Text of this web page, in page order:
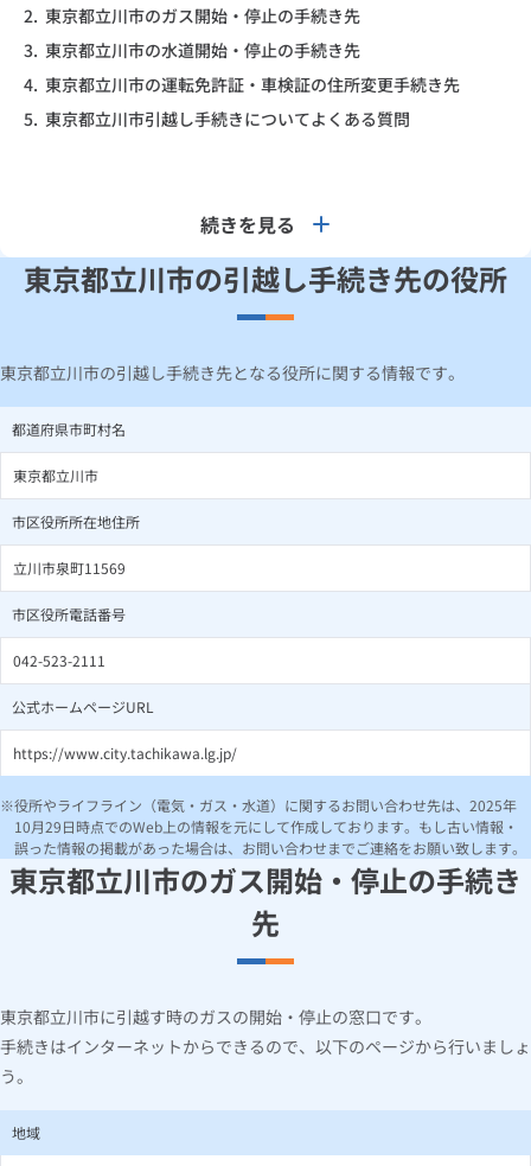
2. 東京都立川市のガス開始・停止の手続き先
3. 東京都立川市の水道開始・停止の手続き先
4. 東京都立川市の運転免許証・車検証の住所変更手続き先
5. 東京都立川市引越し手続きについてよくある質問
続きを見る
東京都立川市の引越し手続き先の役所
東京都立川市の引越し手続き先となる役所に関する情報です。
都道府県市町村名
東京都立川市
市区役所所在地住所
立川市泉町11569
市区役所電話番号
042-523-2111
公式ホームページURL
https://www.city.tachikawa.lg.jp/
役所やライフライン（電気・ガス・水道）に関するお問い合わせ先は、2025年
10月29日時点でのWeb上の情報を元にして作成しております。もし古い情報・
誤った情報の掲載があった場合は、お問い合わせまでご連絡をお願い致します。
東京都立川市のガス開始・停止の手続き
先
東京都立川市に引越す時のガスの開始・停止の窓口です。
手続きはインターネットからできるので、以下のページから行いましょ
う。
地域